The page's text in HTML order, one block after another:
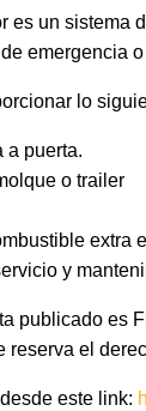
es un sistema
emergencia
lo
a puerta.
o trailer
extra
y
publicado es
reserva el
este link: